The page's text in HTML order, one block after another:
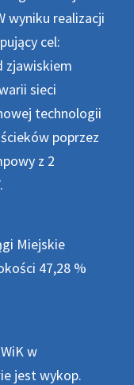
wyniku realizacji
cel:
zjawiskiem
sieci
technologii
poprzez
z 2
Miejskie
47,28 %
w
jest wykop.